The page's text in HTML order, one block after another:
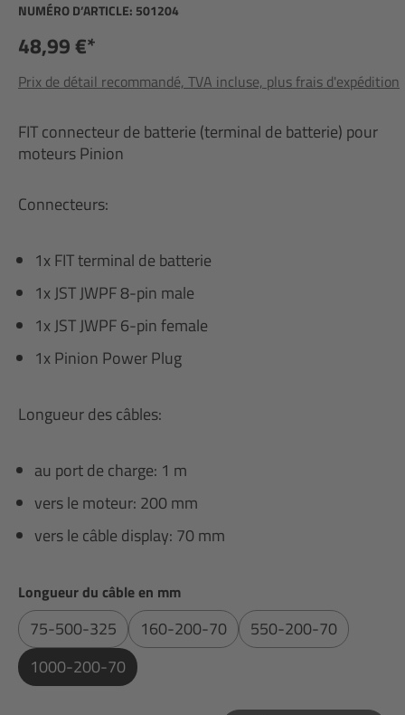
NUMÉRO D’ARTICLE: 501204
48,99 €*
Prix de détail recommandé, TVA incluse, plus frais d'expédition
FIT connecteur de batterie (terminal de batterie) pour
moteurs Pinion
Connecteurs:
1x FIT terminal de batterie
1x JST JWPF 8-pin male
1x JST JWPF 6-pin female
1x Pinion Power Plug
Longueur des câbles:
au port de charge: 1 m
vers le moteur: 200 mm
vers le câble display: 70 mm
Sélectionnez
Longueur du câble en mm
75-500-325 160-200-70
550-200-70
1000-200-70